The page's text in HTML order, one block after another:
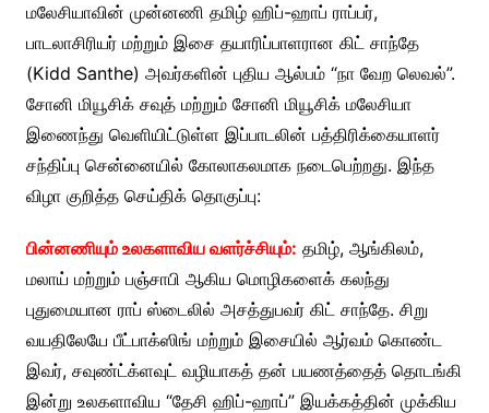
மலேசியாவின் முன்னணி தமிழ் ஹிப்-ஹாப் ராப்பர்,
பாடலாசிரியர் மற்றும் இசை தயாரிப்பாளரான கிட் சாந்தே
(Kidd Santhe) அவர்களின் புதிய ஆல்பம் “நா வேற லெவல்”.
சோனி மியூசிக் சவுத் மற்றும் சோனி மியூசிக் மலேசியா
இணைந்து வெளியிட்டுள்ள இப்பாடலின் பத்திரிக்கையாளர்
சந்திப்பு சென்னையில் கோலாகலமாக நடைபெற்றது. இந்த
விழா குறித்த செய்திக் தொகுப்பு:
பின்னணியும் உலகளாவிய வளர்ச்சியும்: தமிழ், ஆங்கிலம்,
மலாய் மற்றும் பஞ்சாபி ஆகிய மொழிகளைக் கலந்து
புதுமையான ராப் ஸ்டைலில் அசத்துபவர் கிட் சாந்தே. சிறு
வயதிலேயே பீட்பாக்ஸிங் மற்றும் இசையில் ஆர்வம் கொண்ட
இவர், சவுண்ட்க்ளவுட் வழியாகத் தன் பயணத்தைத் தொடங்கி
இன்று உலகளாவிய “தேசி ஹிப்-ஹாப்” இயக்கத்தின் முக்கிய